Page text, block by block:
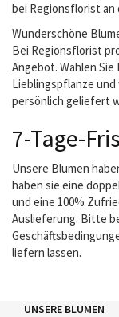
bei Regionsflorist an
Wunderschöne
Bei Regionsflorist
Angebot. Wählen
Lieblingspflanze
persönlich geliefert
7-Tage-
Unsere Blumen
haben sie eine
und eine 100%
Auslieferung. Bitte
liefern lassen.
UNSERE BLUMEN